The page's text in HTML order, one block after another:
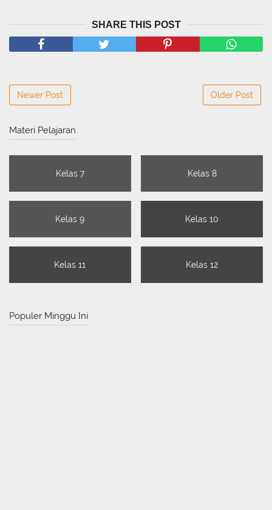
SHARE THIS POST
Newer Post Older Post
Materi Pelajaran
Kelas 7 Kelas 8
Kelas 9 Kelas 10
Kelas 11 Kelas 12
Populer Minggu Ini